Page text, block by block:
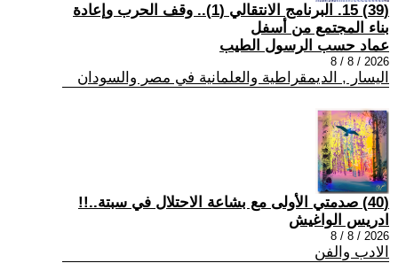
(39) 15. البرنامج الانتقالي (1).. وقف الحرب وإعادة
بناء المجتمع من أسفل
عماد حسب الرسول الطيب
2026 / 8 / 8
اليسار , الديمقراطية والعلمانية في مصر والسودان
(40) صدمتي الأولى مع بشاعة الاحتلال في سبتة..!!
ادريس الواغيش
2026 / 8 / 8
الادب والفن